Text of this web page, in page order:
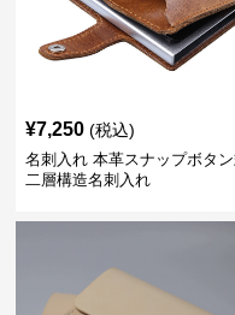
¥7,250 (税込)
名刺入れ 本革スナップボタ
二層構造名刺入れ